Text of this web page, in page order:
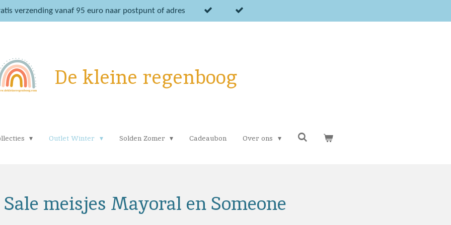
verzending vanaf 95 euro naar postpunt of adres
De kleine regenboog
Outlet Winter Solden Zomer Cadeaubon Over ons
meisjes Mayoral en Someone